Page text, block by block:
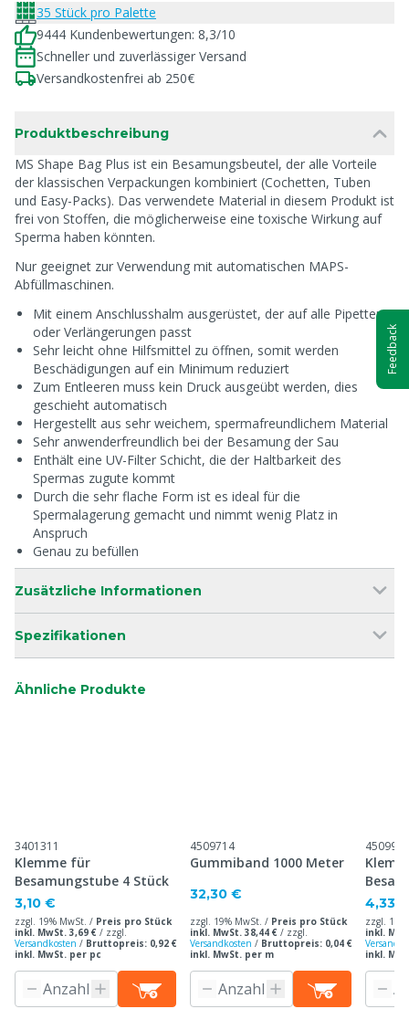
35 Stück pro Palette
9444 Kundenbewertungen: 8,3/10
Schneller und zuverlässiger Versand
Versandkostenfrei ab 250€
Produktbeschreibung
MS Shape Bag Plus ist ein Besamungsbeutel, der alle Vorteile
der klassischen Verpackungen kombiniert (Cochetten, Tuben
und Easy-Packs). Das verwendete Material in diesem Produkt ist
frei von Stoffen, die möglicherweise eine toxische Wirkung auf
Sperma haben könnten.
Nur geeignet zur Verwendung mit automatischen MAPS-
Abfüllmaschinen.
Mit einem Anschlusshalm ausgerüstet, der auf alle Pipetten
oder Verlängerungen passt
Sehr leicht ohne Hilfsmittel zu öffnen, somit werden
Beschädigungen auf ein Minimum reduziert
Zum Entleeren muss kein Druck ausgeübt werden, dies
geschieht automatisch
Hergestellt aus sehr weichem, spermafreundlichem Material
Sehr anwenderfreundlich bei der Besamung der Sau
Enthält eine UV-Filter Schicht, die der Haltbarkeit des
Spermas zugute kommt
Durch die sehr flache Form ist es ideal für die
Spermalagerung gemacht und nimmt wenig Platz in
Anspruch
Genau zu befüllen
Zusätzliche Informationen
Spezifikationen
Ähnliche Produkte
3401311
Klemme für
Besamungstube 4 Stück
3,10 €
zzgl. 19% MwSt. / Preis pro Stück
inkl. MwSt. 3,69 € / zzgl.
Versandkosten / Bruttopreis: 0,92 €
inkl. MwSt. per pc
4509714
Gummiband 1000 Meter
32,30 €
zzgl. 19% MwSt. / Preis pro Stück
inkl. MwSt. 38,44 € / zzgl.
Versandkosten / Bruttopreis: 0,04 €
inkl. MwSt. per m
4509949
Stück
4,33 €
zzgl.
inkl.
inkl.
Feedback